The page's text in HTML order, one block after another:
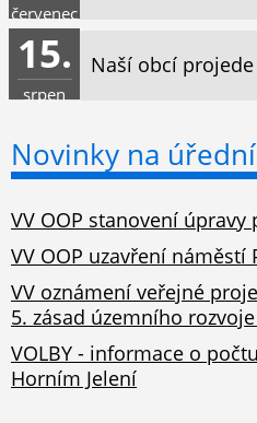
červenec
Naší obcí
15.
srpen
Novinky na
VV OOP stanovení úpravy
VV OOP uzavření náměstí
VV oznámení veřejné
5. zásad územního rozvoje
VOLBY - informace o
Horním Jelení